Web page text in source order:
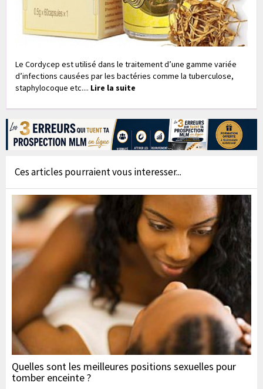
Le Cordycep est utilisé dans le traitement d’une gamme variée
d’infections causées par les bactéries comme la tuberculose,
staphylocoque etc.... Lire la suite
Ces articles pourraient vous interesser...
Quelles sont les meilleures positions sexuelles pour
tomber enceinte ?